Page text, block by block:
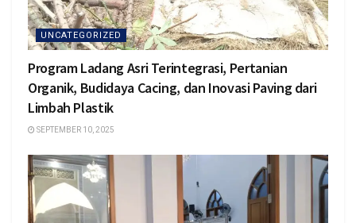
UNCATEGORIZED
Program Ladang Asri Terintegrasi, Pertanian
Organik, Budidaya Cacing, dan Inovasi Paving dari
Limbah Plastik
SEPTEMBER 10, 2025